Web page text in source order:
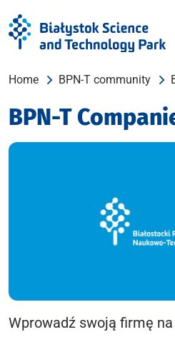
Home BPN-T community
BPN-T
Wprowadź swoją firmę